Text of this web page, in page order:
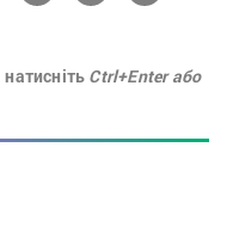
Ctrl+Enter або